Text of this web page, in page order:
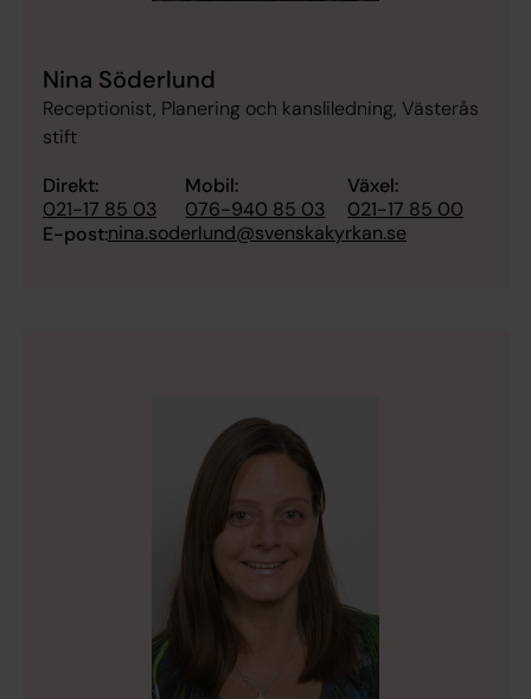
Nina Söderlund
Receptionist, Planering och kansliledning, Västerås
stift
Direkt:
021-17 85 03
Mobil:
076-940 85 03
Växel:
021-17 85 00
E-post:nina.soderlund@svenskakyrkan.se